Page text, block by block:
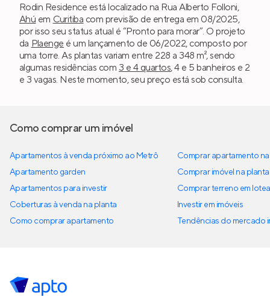
Rodin Residence está localizado na Rua Alberto Folloni,
Ahú em Curitiba com previsão de entrega em 08/2025,
por isso seu status atual é “Pronto para morar”. O projeto
da Plaenge é um lançamento de 06/2022, composto por
uma torre. As plantas variam entre 228 a 348 m², sendo
algumas residências com 3 e 4 quartos, 4 e 5 banheiros e 2
e 3 vagas. Neste momento, seu preço está sob consulta.
Como comprar um imóvel
Apartamentos à venda próximo ao Metrô
Apartamento garden
Apartamentos para investir
Coberturas à venda na planta
Como comprar apartamento
Comprar apartamento
Comprar imóvel na planta
Comprar terreno em
Investir em imóveis
Tendências do mercado